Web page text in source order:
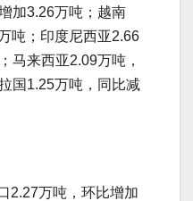
加3.26万吨；越南
吨；印度尼西亚2.66
马来西亚2.09万吨，
国1.25万吨，同比减
2.27万吨，环比增加